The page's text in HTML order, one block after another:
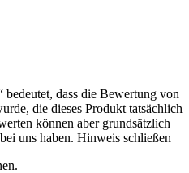
dass die Bewertung von
die dieses Produkt tatsächlich
können aber grundsätzlich
uns haben. Hinweis schließen